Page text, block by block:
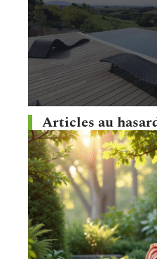
Articles au